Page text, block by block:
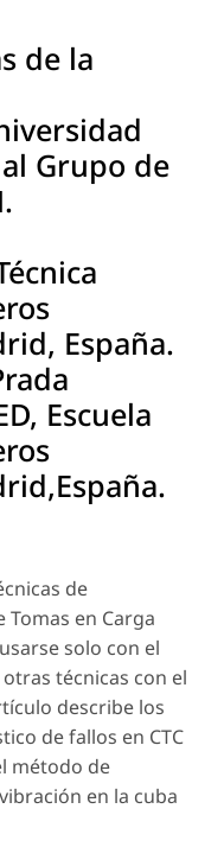
de la
Grupo de
España.
Escuela
de
en Carga
solo con el
técnicas con el
describe los
de fallos en CTC
método de
en la cuba